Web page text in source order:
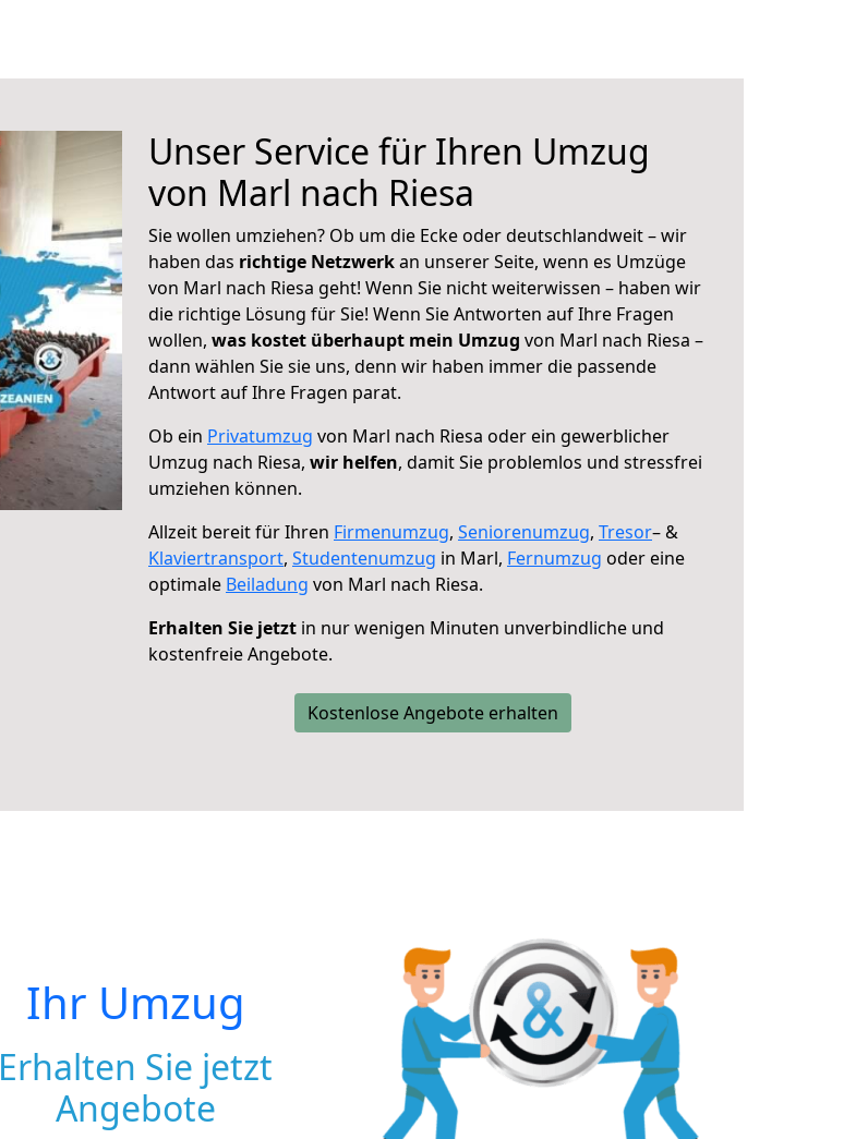
Unser Service für Ihren Umzug
von Marl nach Riesa
Sie wollen umziehen? Ob um die Ecke oder deutschlandweit – wir
haben das richtige Netzwerkan unserer Seite, wenn es Umzüge
von Marl nach Riesa geht! Wenn Sie nicht weiterwissen – haben wir
die richtige Lösung für Sie! Wenn Sie Antworten auf Ihre Fragen
wollen, was kostet überhaupt mein Umzug von Marl nach Riesa –
dann wählen Sie sie uns, denn wir haben immer die passende
Antwort auf Ihre Fragen parat.
Ob ein Privatumzug von Marl nach Riesa oder ein gewerblicher
Umzug nach Riesa, wir helfen, damit Sie problemlos und stressfrei
umziehen können.
Allzeit bereit für Ihren Firmenumzug, Seniorenumzug, Tresor– &
Klaviertransport, Studentenumzug in Marl, Fernumzug oder eine
optimale Beiladung von Marl nach Riesa.
Erhalten Sie jetzt in nur wenigen Minuten unverbindliche und
kostenfreie Angebote.
Kostenlose Angebote erhalten
Ihr Umzug
Erhalten Sie jetzt
Angebote